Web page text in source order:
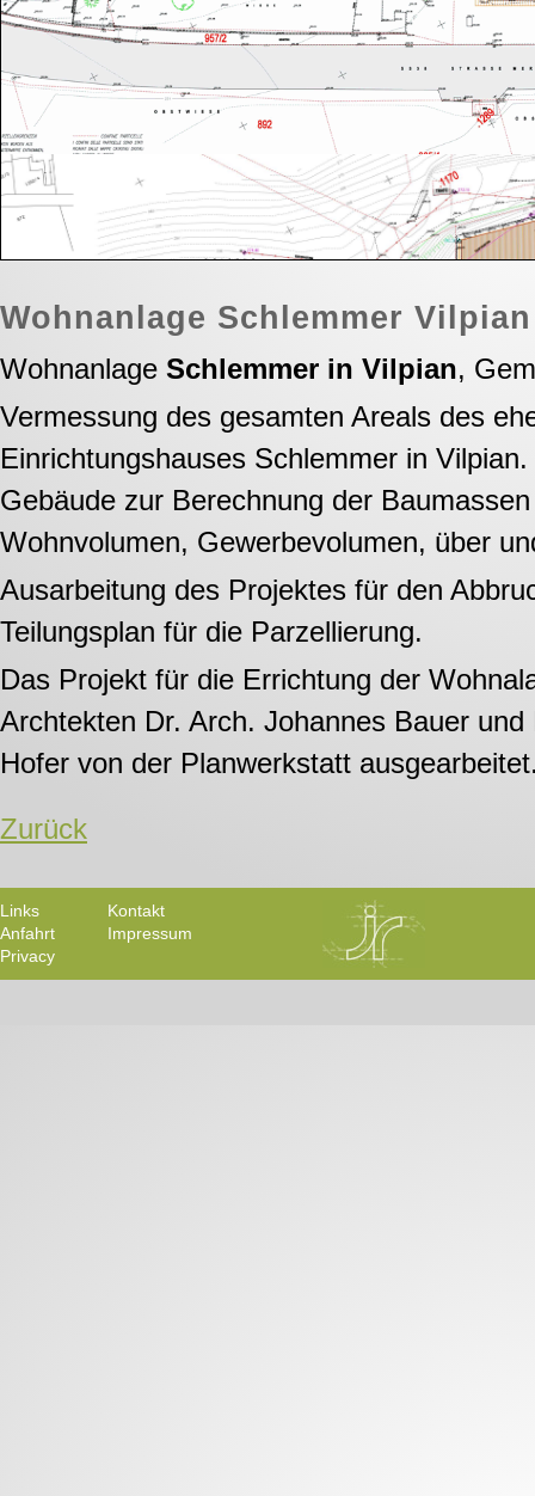
Wohnanlage Schlemmer Vilpian
Wohnanlage Schlemmer in Vilpian,
Vermessung des gesamten Areals des
Einrichtungshauses Schlemmer in
Gebäude zur Berechnung der
Wohnvolumen, Gewerbevolumen, über
Ausarbeitung des Projektes für den
Teilungsplan für die Parzellierung.
Das Projekt für die Errichtung der
Archtekten Dr. Arch. Johannes Bauer
Hofer von der Planwerkstatt
Zurück
Links
Kontakt
Anfahrt
Impressum
Privacy